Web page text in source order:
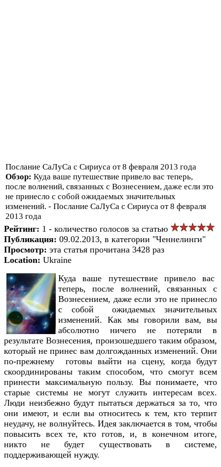
Послание СаЛуСа с Сириуса от 8 февраля 2013 года
Обзор: Куда ваше путешествие привело вас теперь,
после волнений, связанных с Вознесением, даже если это
не принесло с собой ожидаемых значительных
изменений. - Послание СаЛуСа с Сириуса от 8 февраля
2013 года
Рейтинг: 1 - количество голосов за статью
Публикация: 09.02.2013, в категории "Ченнелинги"
Просмотр: эта статья прочитана 3428 раз
Location: Ukraine
Куда ваше путешествие привело вас
теперь, после волнений, связанных с
Вознесением, даже если это не принесло
с собой ожидаемых значительных
изменений. Как мы говорили вам, вы
абсолютно ничего не потеряли в
результате Вознесения, произошедшего таким образом,
который не принес вам долгожданных изменений. Они
по-прежнему готовы выйти на сцену, когда будут
скоординированы таким способом, что смогут всем
принести максимальную пользу. Вы понимаете, что
старые системы не могут служить интересам всех.
Люди неизбежно будут пытаться держаться за то, что
они имеют, и если вы относитесь к тем, кто терпит
неудачу, не волнуйтесь. Идея заключается в том, чтобы
повысить всех те, кто готов, и, в конечном итоге,
никто не будет существовать в системе,
поддерживающей нужду.